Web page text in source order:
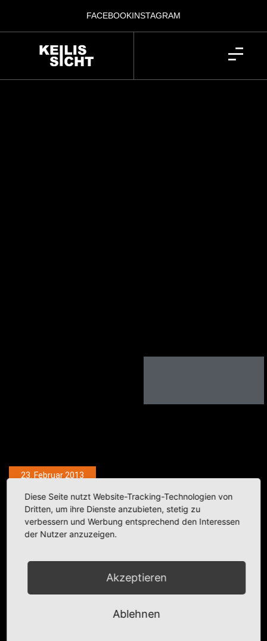
FACEBOOKINSTAGRAM
23. Februar 2013
Schnee-Decke
Kategorie:Fotobeiträge,Natur ,Rund um Zuhause
Diese Seite nutzt Website-Tracking-Technologien von
Dritten, um ihre Dienste anzubieten, stetig zu
verbessern und Werbung entsprechend den Interessen
der Nutzer anzuzeigen.
Akzeptieren
Ablehnen